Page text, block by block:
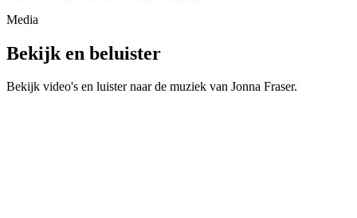
Media
Bekijk en beluister
Bekijk video's en luister naar de muziek van Jonna Fraser.